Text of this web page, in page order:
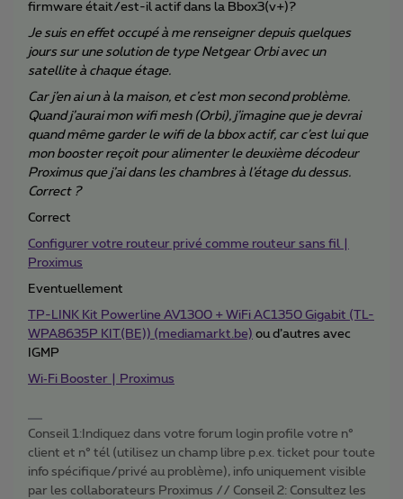
firmware était/est-il actif dans la Bbox3(v+)?
Je suis en effet occupé à me renseigner depuis quelques
jours sur une solution de type Netgear Orbi avec un
satellite à chaque étage.
Car j’en ai un à la maison, et c’est mon second problème.
Quand j’aurai mon wifi mesh (Orbi), j’imagine que je devrai
quand même garder le wifi de la bbox actif, car c’est lui que
mon booster reçoit pour alimenter le deuxième décodeur
Proximus que j’ai dans les chambres à l’étage du dessus.
Correct ?
Correct
Configurer votre routeur privé comme routeur sans fil |
Proximus
Eventuellement
TP-LINK Kit Powerline AV1300 + WiFi AC1350 Gigabit (TL-
WPA8635P KIT(BE)) (mediamarkt.be) ou d’autres avec
IGMP
Wi‑Fi Booster | Proximus
Conseil 1:Indiquez dans votre forum login profile votre n°
client et n° tél (utilisez un champ libre p.ex. ticket pour toute
info spécifique/privé au problème), info uniquement visible
par les collaborateurs Proximus // Conseil 2: Consultez les